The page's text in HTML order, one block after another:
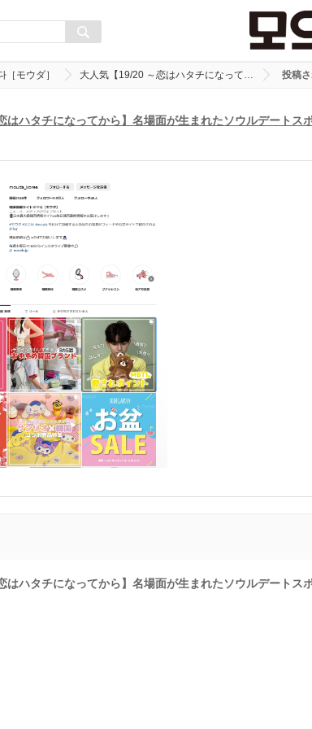
［モウダ］ 大人気【19/20 ～恋はハタチになって… 投稿
はハタチになってから】名場面が生まれたソウルデートス
はハタチになってから】名場面が生まれたソウルデートス